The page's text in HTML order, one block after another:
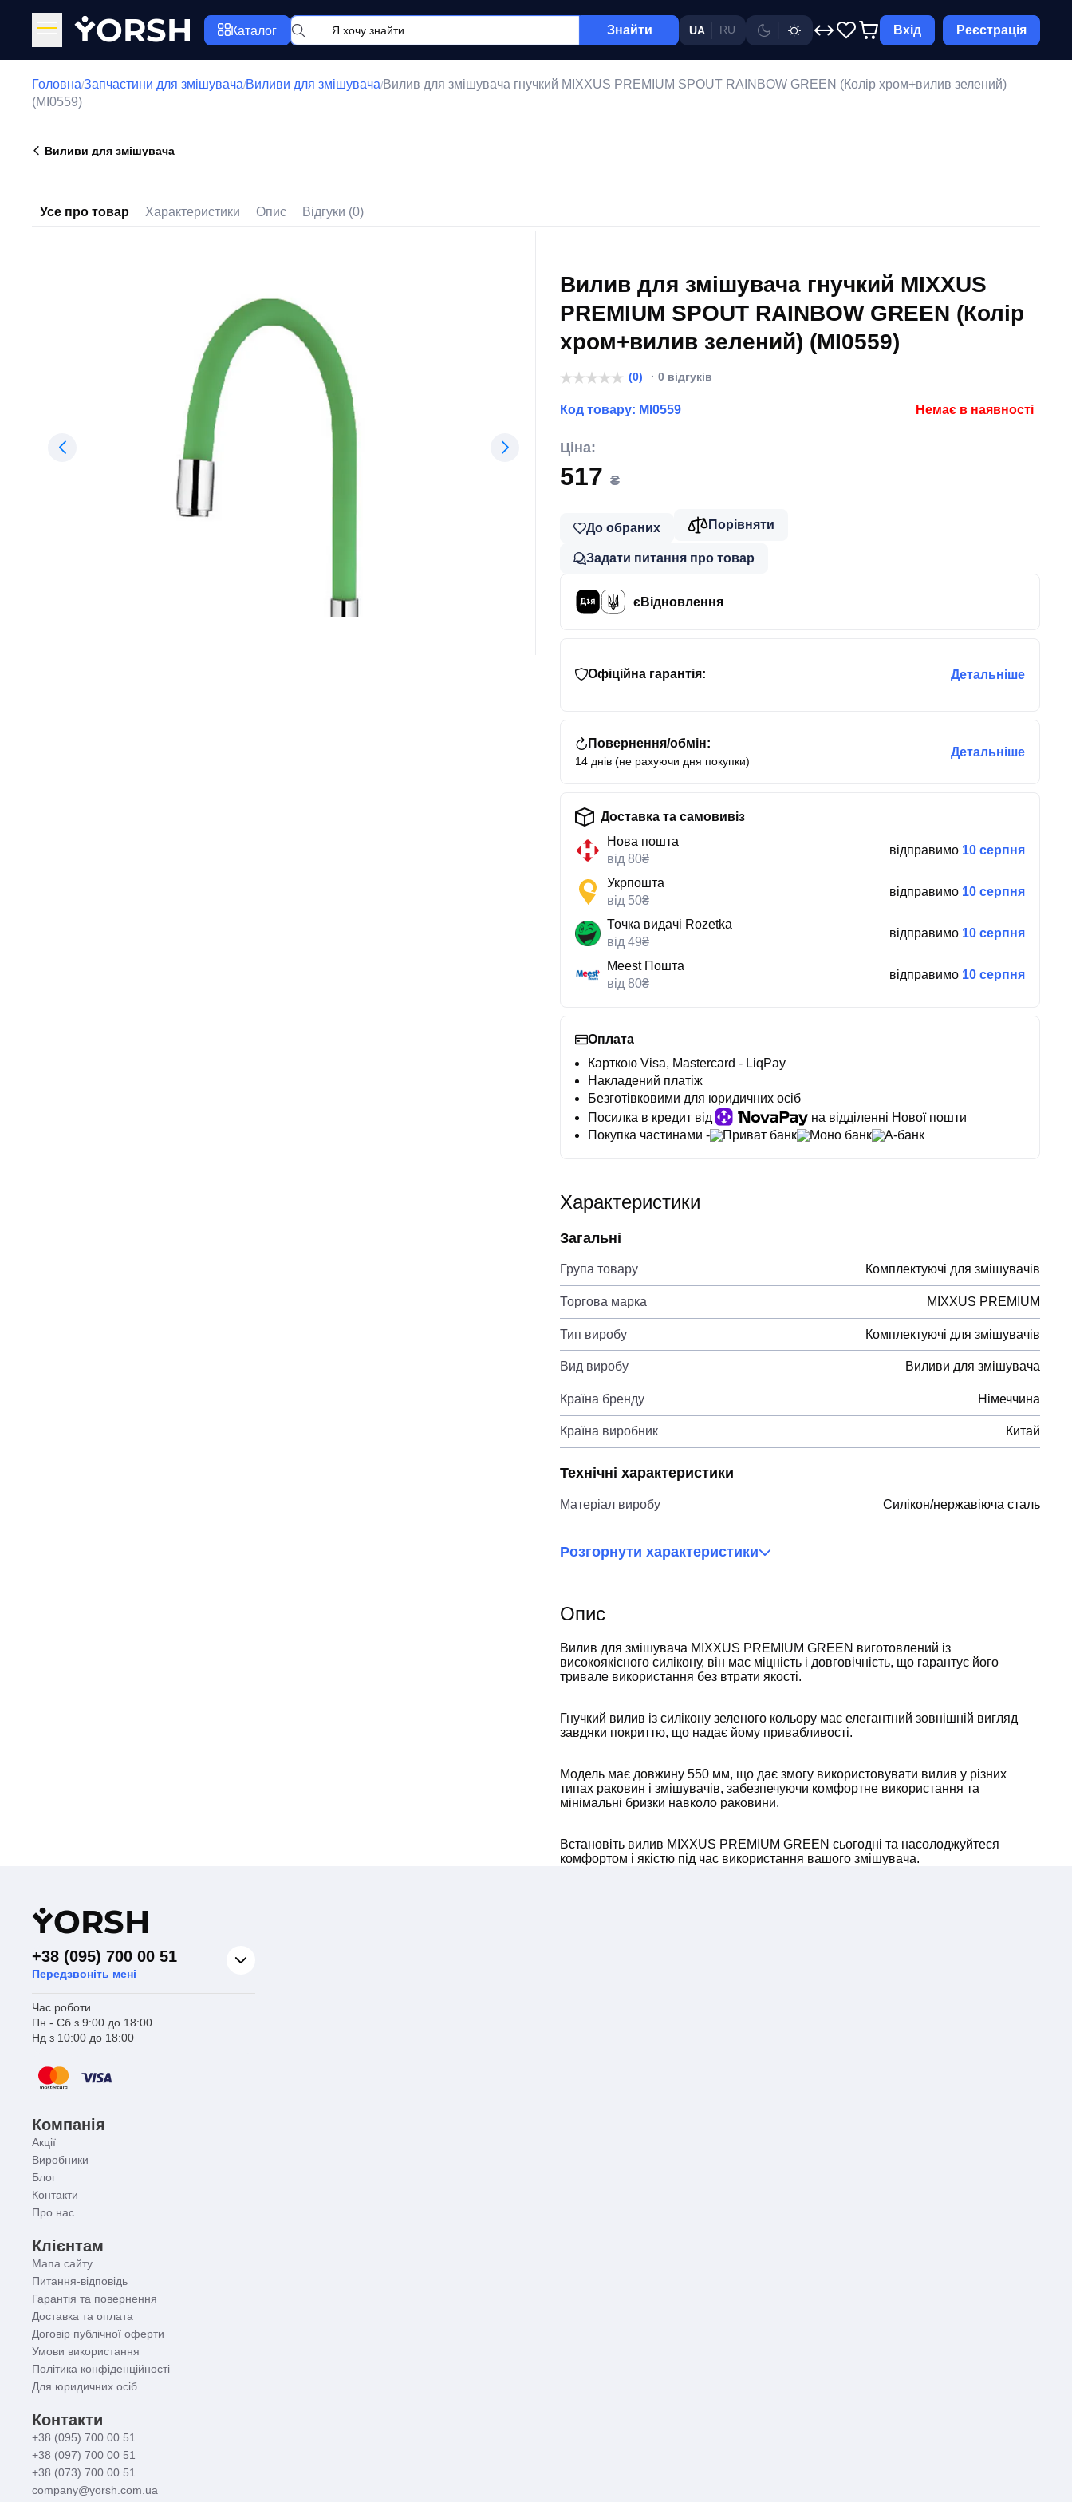
YORSH Каталог Знайти UA RU Вхід Реєстрація
Головна/Запчастини для змішувача/Виливи для змішувача/Вилив для змішувача гнучкий MIXXUS PREMIUM SPOUT RAINBOW GREEN (Колір хром+вилив зелений)
(MI0559)
Виливи для змішувача
Усе про товар Характеристики Опис Відгуки (0)
Вилив для змішувача гнучкий MIXXUS
PREMIUM SPOUT RAINBOW GREEN (Колір
хром+вилив зелений) (MI0559)
(0) · 0 відгуків
Код товару: MI0559 Немає в наявності
Ціна:
517 ₴
До обраних Порівняти
Задати питання про товар
єВідновлення
Офіційна гарантія: Детальніше
Повернення/обмін:
14 днів (не рахуючи дня покупки)
Детальніше
Доставка та самовивіз
Нова пошта
від 80₴
відправимо 10 серпня
Укрпошта
від 50₴
відправимо 10 серпня
Точка видачі Rozetka
від 49₴
відправимо 10 серпня
Meest Пошта
від 80₴
відправимо 10 серпня
Оплата
Карткою Visa, Mastercard - LiqPay
Накладений платіж
Безготівковими для юридичних осіб
Посилка в кредит від
на відділенні Нової пошти
Покупка частинами -
Приват банк Моно банк А-банк
Характеристики
Загальні
Група товару Комплектуючі для змішувачів
Торгова марка MIXXUS PREMIUM
Тип виробу Комплектуючі для змішувачів
Вид виробу Виливи для змішувача
Країна бренду Німеччина
Країна виробник Китай
Технічні характеристики
Матеріал виробу Силікон/нержавіюча сталь
Розгорнути характеристики
Опис
Вилив для змішувача MIXXUS PREMIUM GREEN виготовлений із
високоякісного силікону, він має міцність і довговічність, що гарантує його
тривале використання без втрати якості.
Гнучкий вилив із силікону зеленого кольору має елегантний зовнішній вигляд
завдяки покриттю, що надає йому привабливості.
Модель має довжину 550 мм, що дає змогу використовувати вилив у різних
типах раковин і змішувачів, забезпечуючи комфортне використання та
мінімальні бризки навколо раковини.
Встановіть вилив MIXXUS PREMIUM GREEN сьогодні та насолоджуйтеся
комфортом і якістю під час використання вашого змішувача.
YORSH
+38 (095) 700 00 51
Передзвоніть мені
Час роботи
Пн - Сб з 9:00 до 18:00
Нд з 10:00 до 18:00
Компанія
Акції
Виробники
Блог
Контакти
Про нас
Клієнтам
Мапа сайту
Питання-відповідь
Гарантія та повернення
Доставка та оплата
Договір публічної оферти
Умови використання
Політика конфіденційності
Для юридичних осіб
Контакти
+38 (095) 700 00 51
+38 (097) 700 00 51
+38 (073) 700 00 51
company@yorsh.com.ua